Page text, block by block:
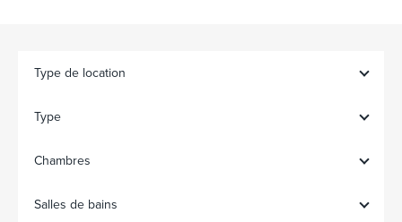
Type de location
Type
Chambres
Salles de bains